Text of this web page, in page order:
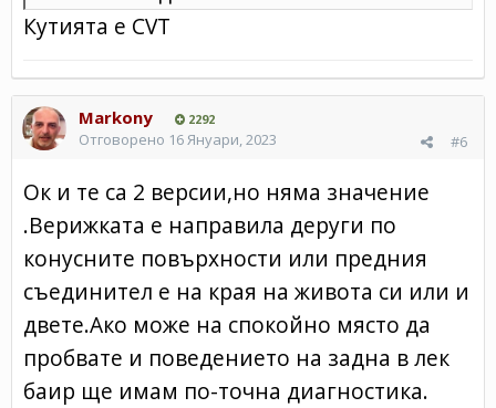
Кутията е CVT
Markony 2292
#6
Отговорено 16 Януари, 2023
Ок и те са 2 версии,но няма значение
.Верижката е направила деруги по
конусните повърхности или предния
съединител е на края на живота си или и
двете.Ако може на спокойно място да
пробвате и поведението на задна в лек
баир ще имам по-точна диагностика.